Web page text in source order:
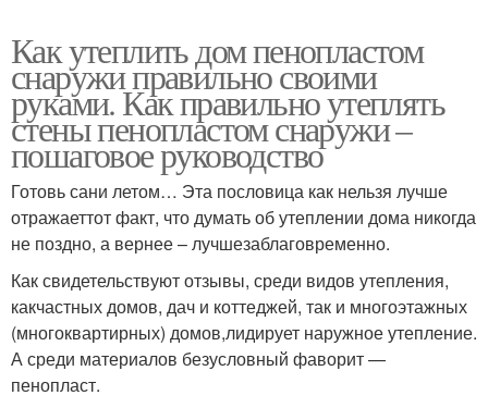
Как утеплить дом пенопластом
снаружи правильно своими
руками. Как правильно утеплять
стены пенопластом снаружи –
пошаговое руководство
Готовь сани летом… Эта пословица как нельзя лучше
отражаеттот факт, что думать об утеплении дома никогда
не поздно, а вернее – лучшезаблаговременно.
Как свидетельствуют отзывы, среди видов утепления,
какчастных домов, дач и коттеджей, так и многоэтажных
(многоквартирных) домов,лидирует наружное утепление.
А среди материалов безусловный фаворит —
пенопласт.